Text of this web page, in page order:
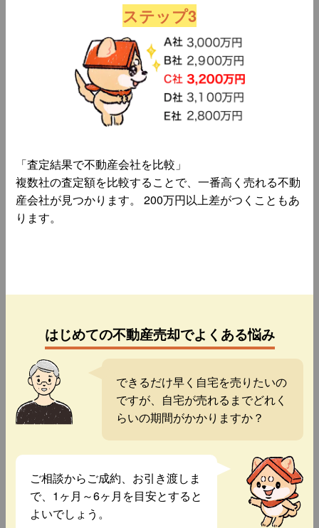
ステップ3
「査定結果で不動産会社を比較」
複数社の査定額を比較することで、一番高く売れる不動
産会社が見つかります。 200万円以上差がつくこともあ
ります。
はじめての不動産売却でよくある悩み
できるだけ早く自宅を売りたいの
ですが、自宅が売れるまでどれく
らいの期間がかかりますか？
ご相談からご成約、お引き渡しま
で、1ヶ月～6ヶ月を目安とすると
よいでしょう。